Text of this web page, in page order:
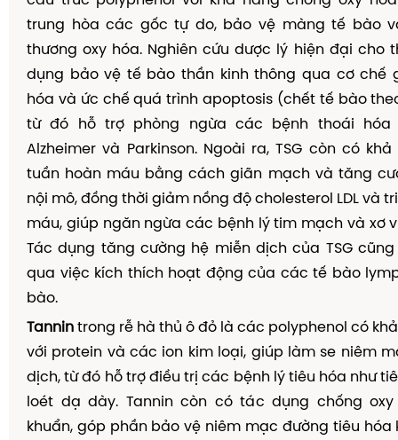
trung hòa các gốc tự do, bảo vệ màng tế bào
thương oxy hóa. Nghiên cứu dược lý hiện đại cho
dụng bảo vệ tế bào thần kinh thông qua cơ chế
hóa và ức chế quá trình apoptosis (chết tế bào
từ đó hỗ trợ phòng ngừa các bệnh thoái hóa
Alzheimer và Parkinson. Ngoài ra, TSG còn có
tuần hoàn máu bằng cách giãn mạch và tăng
nội mô, đồng thời giảm nồng độ cholesterol LDL và
máu, giúp ngăn ngừa các bệnh lý tim mạch và xơ
Tác dụng tăng cường hệ miễn dịch của TSG
qua việc kích thích hoạt động của các tế bào
bào.
Tannin trong rễ hà thủ ô đỏ là các polyphenol có
với protein và các ion kim loại, giúp làm se niêm
dịch, từ đó hỗ trợ điều trị các bệnh lý tiêu hóa như
loét dạ dày. Tannin còn có tác dụng chống
khuẩn, góp phần bảo vệ niêm mạc đường tiêu hóa